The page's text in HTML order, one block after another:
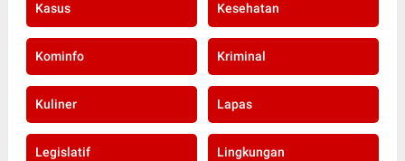
Kasus Kesehatan
Kominfo Kriminal
Kuliner Lapas
Legislatif Lingkungan